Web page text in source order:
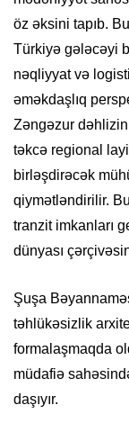
öz əksini tapıb.
Türkiyə gələcəyi
nəqliyyat və
əməkdaşlıq
Zəngəzur
təkcə regional
birləşdirəcək
qiymətləndirilir.
tranzit imkanları
dünyası
Şuşa
təhlükəsizlik
formalaşmaqda
müdafiə
daşıyır.